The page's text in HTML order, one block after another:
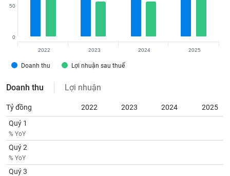
Doanh thu Lợi nhuận sau thuế
0
50
2022 2023 2024 2025
Doanh thu Lợi nhuận
Tỷ đồng 2022 2023 2024
2025
Quý 1
% YoY
Quý 2
% YoY
Quý 3